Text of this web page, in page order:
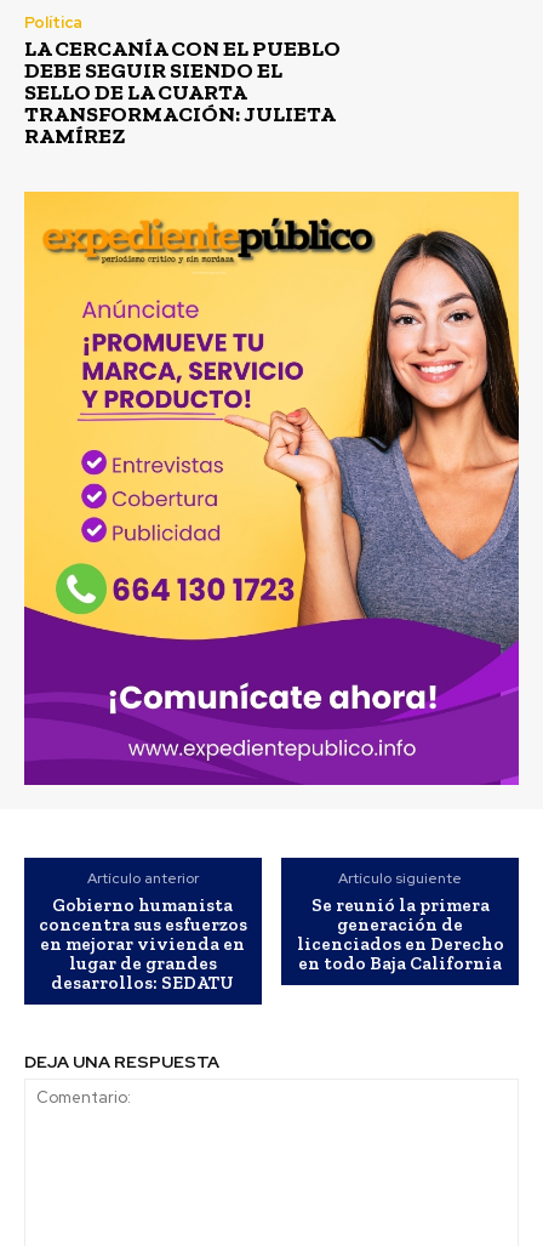
Política
LA CERCANÍA CON EL PUEBLO
DEBE SEGUIR SIENDO EL
SELLO DE LA CUARTA
TRANSFORMACIÓN: JULIETA
RAMÍREZ
Artículo anterior
Gobierno humanista
concentra sus esfuerzos
en mejorar vivienda en
lugar de grandes
desarrollos: SEDATU
Artículo siguiente
Se reunió la primera
generación de
licenciados en Derecho
en todo Baja California
DEJA UNA RESPUESTA